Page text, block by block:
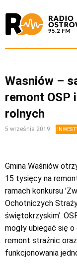
Wasniów –
remont OSP
rolnych
5 września 2019
Gmina Waśniów
15 tysięcy na
ramach konkursu
Ochotniczych
świętokrzyskim’.
mogły ubiegać się
remont strażnic
funkcjonowania